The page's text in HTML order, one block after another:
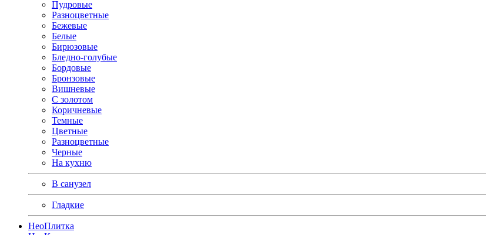
Пудровые
Разноцветные
Бежевые
Белые
Бирюзовые
Бледно-голубые
Бордовые
Бронзовые
Вишневые
С золотом
Коричневые
Темные
Цветные
Разноцветные
Черные
На кухню
В санузел
Гладкие
НеоПлитка